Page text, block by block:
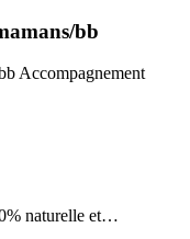
bb
Accompagnement
naturelle et…